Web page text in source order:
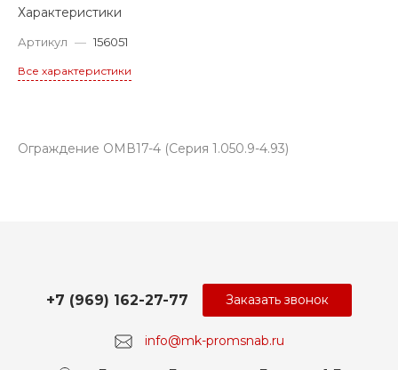
Характеристики
Артикул — 156051
Все характеристики
Ограждение ОМВ17-4 (Серия 1.050.9-4.93)
info@mk-promsnab.ru
+7 (969) 162-27-77 Заказать звонок